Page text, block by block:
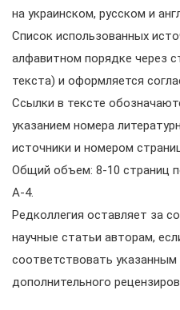
на украинском, русском и
Список использованных
алфавитном порядке через
текста) и оформляется
Ссылки в тексте
указанием номера
источники и номером
Общий объем: 8-10 страниц
А-4.
Редколлегия оставляет за
научные статьи авторам,
соответствовать
дополнительного